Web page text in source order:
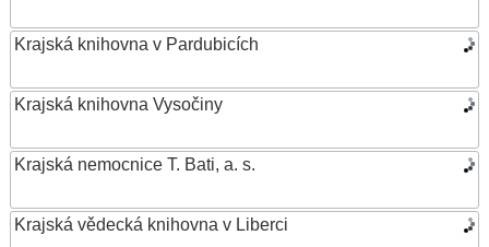
Krajská knihovna v Pardubicích
Krajská knihovna Vysočiny
Krajská nemocnice T. Bati, a. s.
Krajská vědecká knihovna v Liberci